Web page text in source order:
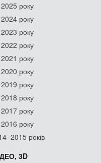
року
року
року
року
року
року
року
року
року
року
років
3D